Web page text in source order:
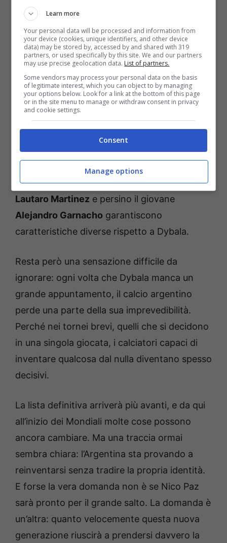
disposizione dopo il problema al ginocchio,
ma non compare nella pre-lista mondiale.
Una scelta che pesa, soprattutto
considerando il talento tecnico della “Joya” e
spogliatoio argentino.
motivazioni fisiche, certo, ma anche tattiche.
Scaloni sembra orientato verso un gruppo più
dinamico, intenso e verticale. In questo
senso, giocatori comeJulian Alvarez,
Lautaro Martinez e persino il giovane
Alejandro Garnacho garantiscono
caratteristiche diverse rispetto a Dybala.
Resta però una sensazione difficile da
ignorare: ogni volta che Dybala manca un
grande appuntamento, il calcio argentino
perde una parte della sua imprevedibilità.
Perché nei tornei brevi, quelli che si decidono
in una singola giocata, i calciatori capaci di
inventare qualcosa dal nulla diventano spesso
decisivi.
La lista definitiva arriverà più avanti, e da qui
all’inizio dei Mondiali molte cose possono
ancora cambiare. Ma una traccia ormai
sembra chiara: l’Argentina sta provando a
reinventarsi senza tradire la propria identità.
E forse la vera domanda non è se Nico Paz
sarà pronto per il grande salto. La domanda è
un’altra: quanto velocemente questa nuova
generazione riuscirà a prendersi davvero la
Learn more
Your personal data will be processed and information from
your device (cookies, unique identifiers, and other device
data) may be stored by, accessed by and shared with 319
partners, or used specifically by this site. We and our partners
may use precise geolocation data. List of partners.
Some vendors may process your personal data on the basis
of legitimate interest, which you can object to by managing
your options below. Look for a link at the bottom of this page
or in the site menu to manage or withdraw consent in privacy
and cookie settings.
Consent
Manage options